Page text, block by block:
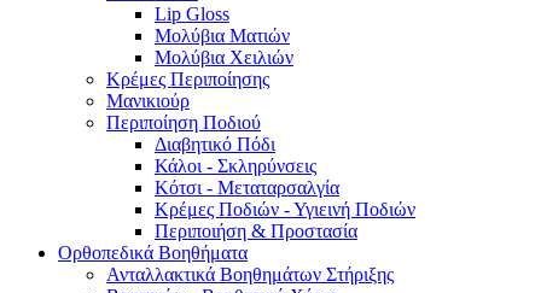
Lip Gloss
Μολύβια Ματιών
Μολύβια Χειλιών
Κρέμες Περιποίησης
Μανικιούρ
Περιποίηση Ποδιού
Διαβητικό Πόδι
Κάλοι - Σκληρύνσεις
Κότσι - Μεταταρσαλγία
Κρέμες Ποδιών - Υγιεινή Ποδιών
Περιποιήση & Προστασία
Ορθοπεδικά Βοηθήματα
Ανταλλακτικά Βοηθημάτων Στήριξης